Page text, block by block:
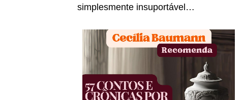
simplesmente insuportável…